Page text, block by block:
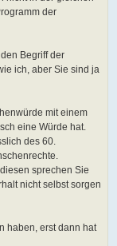
der
Begriff der
ich, aber Sie sind ja
mit einem
eine Würde hat.
des 60.
sprechen Sie
nicht selbst sorgen
haben, erst dann hat